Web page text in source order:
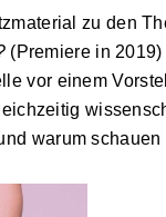
zu den
(Premiere in 2019)
vor einem
warum